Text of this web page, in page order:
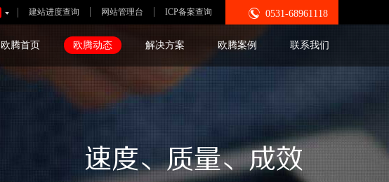
ICP备案查询
网站管理台
建站进度查询
  0531-68961118
速度、质量、成效
欧腾首页 欧腾动态 解决方案 欧腾案例 联系我们